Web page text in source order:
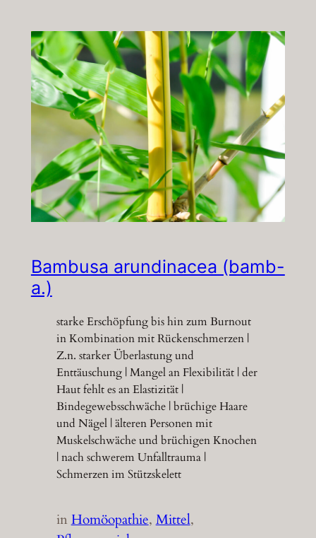
Bambusa arundinacea (bamb-
a.)
starke Erschöpfung bis hin zum Burnout
in Kombination mit Rückenschmerzen |
Z.n. starker Überlastung und
Enttäuschung | Mangel an Flexibilität | der
Haut fehlt es an Elastizität |
Bindegewebsschwäche | brüchige Haare
und Nägel | älteren Personen mit
Muskelschwäche und brüchigen Knochen
| nach schwerem Unfalltrauma |
Schmerzen im Stützskelett
inHomöopathie, Mittel